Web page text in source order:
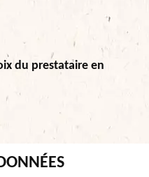
du prestataire en